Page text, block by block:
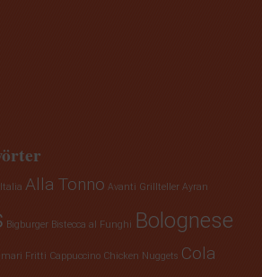
Alla Tonno Avanti Grillteller Ayran
Bigburger Bistecca al Funghi Bolognese
Fritti Cappuccino Chicken Nuggets Cola